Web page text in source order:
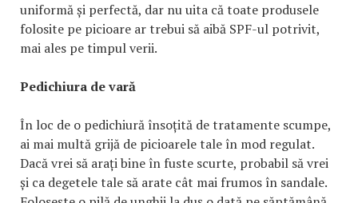
uniformă și perfectă, dar nu uita că toate produsele
folosite pe picioare ar trebui să aibă SPF-ul potrivit,
mai ales pe timpul verii.
Pedichiura de vară
În loc de o pedichiură însoțită de tratamente scumpe,
ai mai multă grijă de picioarele tale în mod regulat.
Dacă vrei să arați bine în fuste scurte, probabil să vrei
și ca degetele tale să arate cât mai frumos în sandale.